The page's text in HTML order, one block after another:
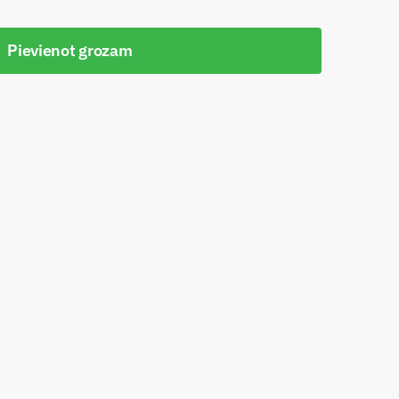
Pievienot grozam